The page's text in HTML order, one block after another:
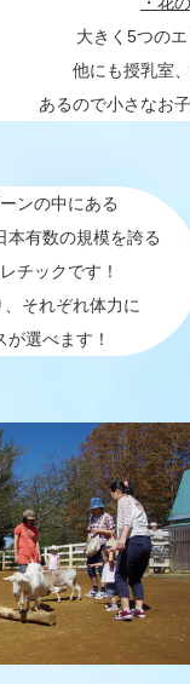
大きく5つの
他にも授乳室
あるので小さなお
ンの中にある
本有数の規模を誇る
チックです！
それぞれ体力に
選べます！